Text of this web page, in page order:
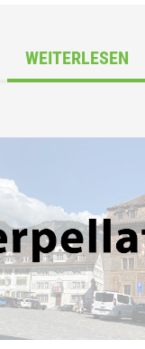
WEITERLESEN